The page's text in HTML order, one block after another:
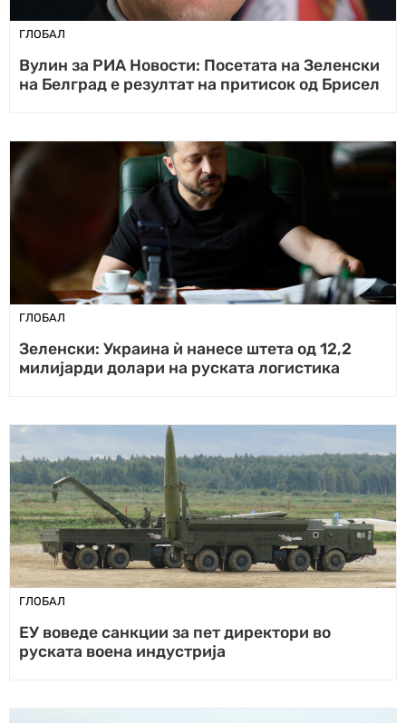
ГЛОБАЛ
Вулин за РИА Новости: Посетата на Зеленски
на Белград е резултат на притисок од Брисел
ГЛОБАЛ
Зеленски: Украина ѝ нанесе штета од 12,2
милијарди долари на руската логистика
ГЛОБАЛ
ЕУ воведе санкции за пет директори во
руската воена индустрија